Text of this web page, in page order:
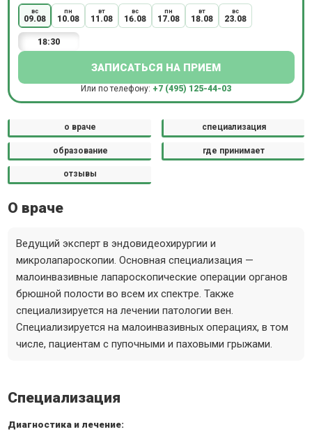
вс
09.08
пн
10.08
вт
11.08
вс
16.08
пн
17.08
вт
18.08
вс
23.08
18:30
ЗАПИСАТЬСЯ НА ПРИЕМ
Или по телефону: +7 (495) 125-44-03
о враче специализация
образование где принимает
отзывы
О враче
Ведущий эксперт в эндовидеохирургии и
микролапароскопии. Основная специализация —
малоинвазивные лапароскопические операции органов
брюшной полости во всем их спектре. Также
специализируется на лечении патологии вен.
Специализируется на малоинвазивных операциях, в том
числе, пациентам с пупочными и паховыми грыжами.
Специализация
Диагностика и лечение: